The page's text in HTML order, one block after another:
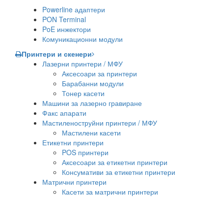
Powerline адаптери
PON Terminal
PoE инжектори
Комуникационни модули
Принтери и скенери
Лазерни принтери / МФУ
Аксесоари за принтери
Барабанни модули
Тонер касети
Машини за лазерно гравиране
Факс апарати
Мастиленоструйни принтери / МФУ
Мастилени касети
Етикетни принтери
POS принтери
Аксесоари за етикетни принтери
Консумативи за етикетни принтери
Матрични принтери
Касети за матрични принтери